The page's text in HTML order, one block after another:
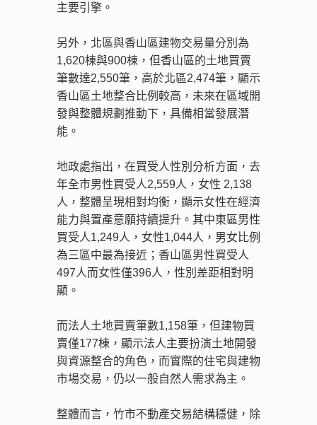
主要引擎。
另外，北區與香山區建物交易量分別為
1,620棟與900棟，但香山區的土地買賣
筆數達2,550筆，高於北區2,474筆，顯示
香山區土地整合比例較高，未來在區域開
發與整體規劃推動下，具備相當發展潛
能。
地政處指出，在買受人性別分析方面，去
年全市男性買受人2,559人，女性 2,138
人，整體呈現相對均衡，顯示女性在經濟
能力與置產意願持續提升。其中東區男性
買受人1,249人，女性1,044人，男女比例
為三區中最為接近；香山區男性買受人
497人而女性僅396人，性別差距相對明
顯。
而法人土地買賣筆數1,158筆，但建物買
賣僅177棟，顯示法人主要扮演土地開發
與資源整合的角色，而實際的住宅與建物
市場交易，仍以一般自然人需求為主。
整體而言，竹市不動產交易結構穩健，除